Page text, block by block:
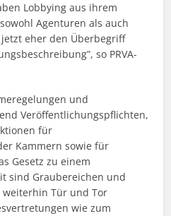
Lobbying aus ihrem
Agenturen als auch
eher den Überbegriff
so PRVA-
und
Veröffentlichungspflichten,
für
Kammern sowie für
Gesetz zu einem
sind Graubereichen und
weiterhin Tür und Tor
wie zum